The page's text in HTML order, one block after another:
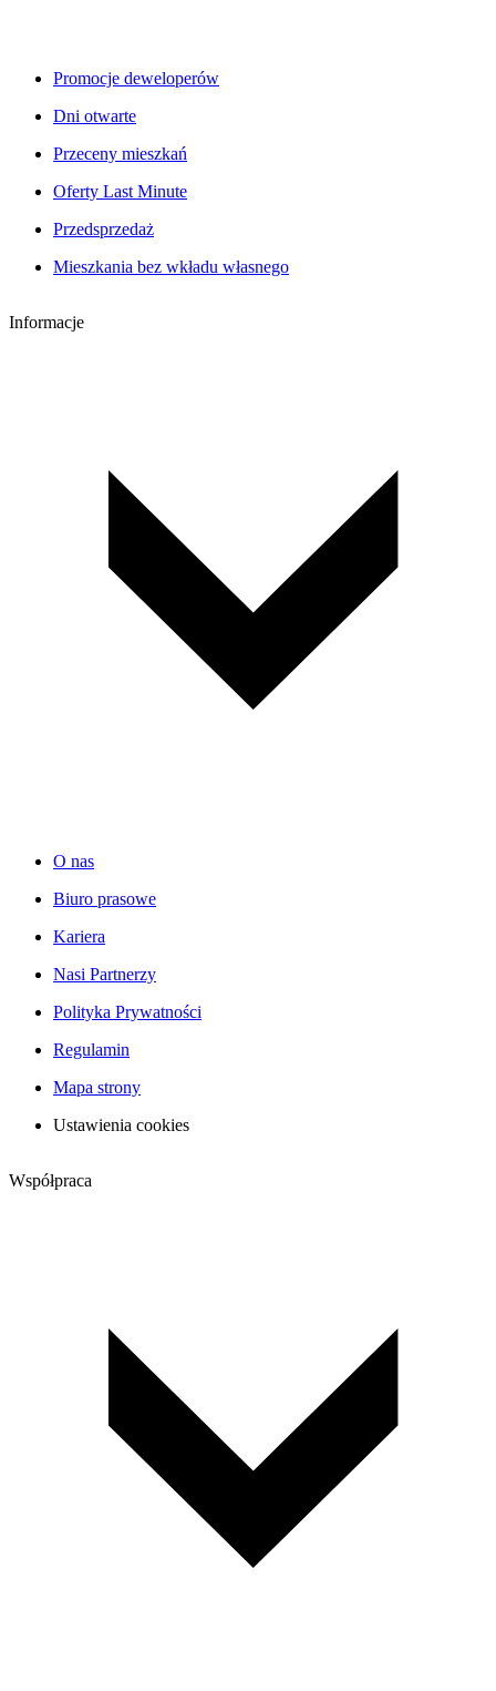
Promocje deweloperów
Dni otwarte
Przeceny mieszkań
Oferty Last Minute
Przedsprzedaż
Mieszkania bez wkładu własnego
Informacje
O nas
Biuro prasowe
Kariera
Nasi Partnerzy
Polityka Prywatności
Regulamin
Mapa strony
Ustawienia cookies
Współpraca